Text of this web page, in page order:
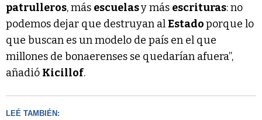
patrulleros, más escuelasy más escrituras: no
podemos dejar que destruyan alEstadoporque lo
que buscan es un modelo de país en el que
millones de bonaerenses se quedarían afuera”,
añadió Kicillof.
LEÉ TAMBIÉN: